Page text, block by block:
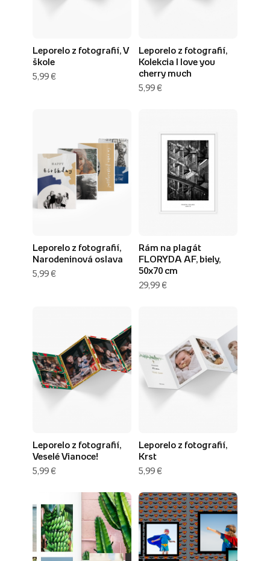
Leporelo z fotografií, V
škole
5,99 €
Leporelo z fotografií,
Kolekcia I love you
cherry much
5,99 €
Leporelo z fotografií,
Narodeninová oslava
5,99 €
Rám na plagát
FLORYDA AF, biely,
50x70 cm
29,99 €
Leporelo z fotografií,
Veselé Vianoce!
5,99 €
Leporelo z fotografií,
Krst
5,99 €